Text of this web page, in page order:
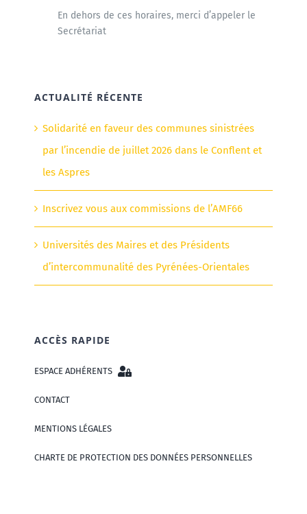
En dehors de ces horaires, merci d’appeler le
Secrétariat
ACTUALITÉ RÉCENTE
Solidarité en faveur des communes sinistrées
par l’incendie de juillet 2026 dans le Conflent et
les Aspres
Inscrivez vous aux commissions de l’AMF66
Universités des Maires et des Présidents
d’intercommunalité des Pyrénées-Orientales
ACCÈS RAPIDE
ESPACE ADHÉRENTS
CONTACT
MENTIONS LÉGALES
CHARTE DE PROTECTION DES DONNÉES PERSONNELLES